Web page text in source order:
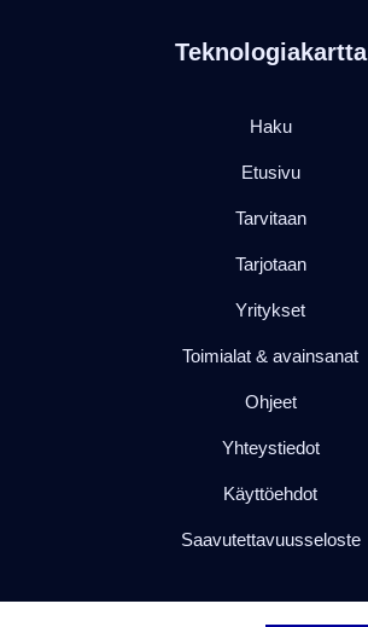
Teknologiakartta
Haku
Etusivu
Tarvitaan
Tarjotaan
Yritykset
Toimialat & avainsanat
Ohjeet
Yhteystiedot
Käyttöehdot
Saavutettavuusseloste